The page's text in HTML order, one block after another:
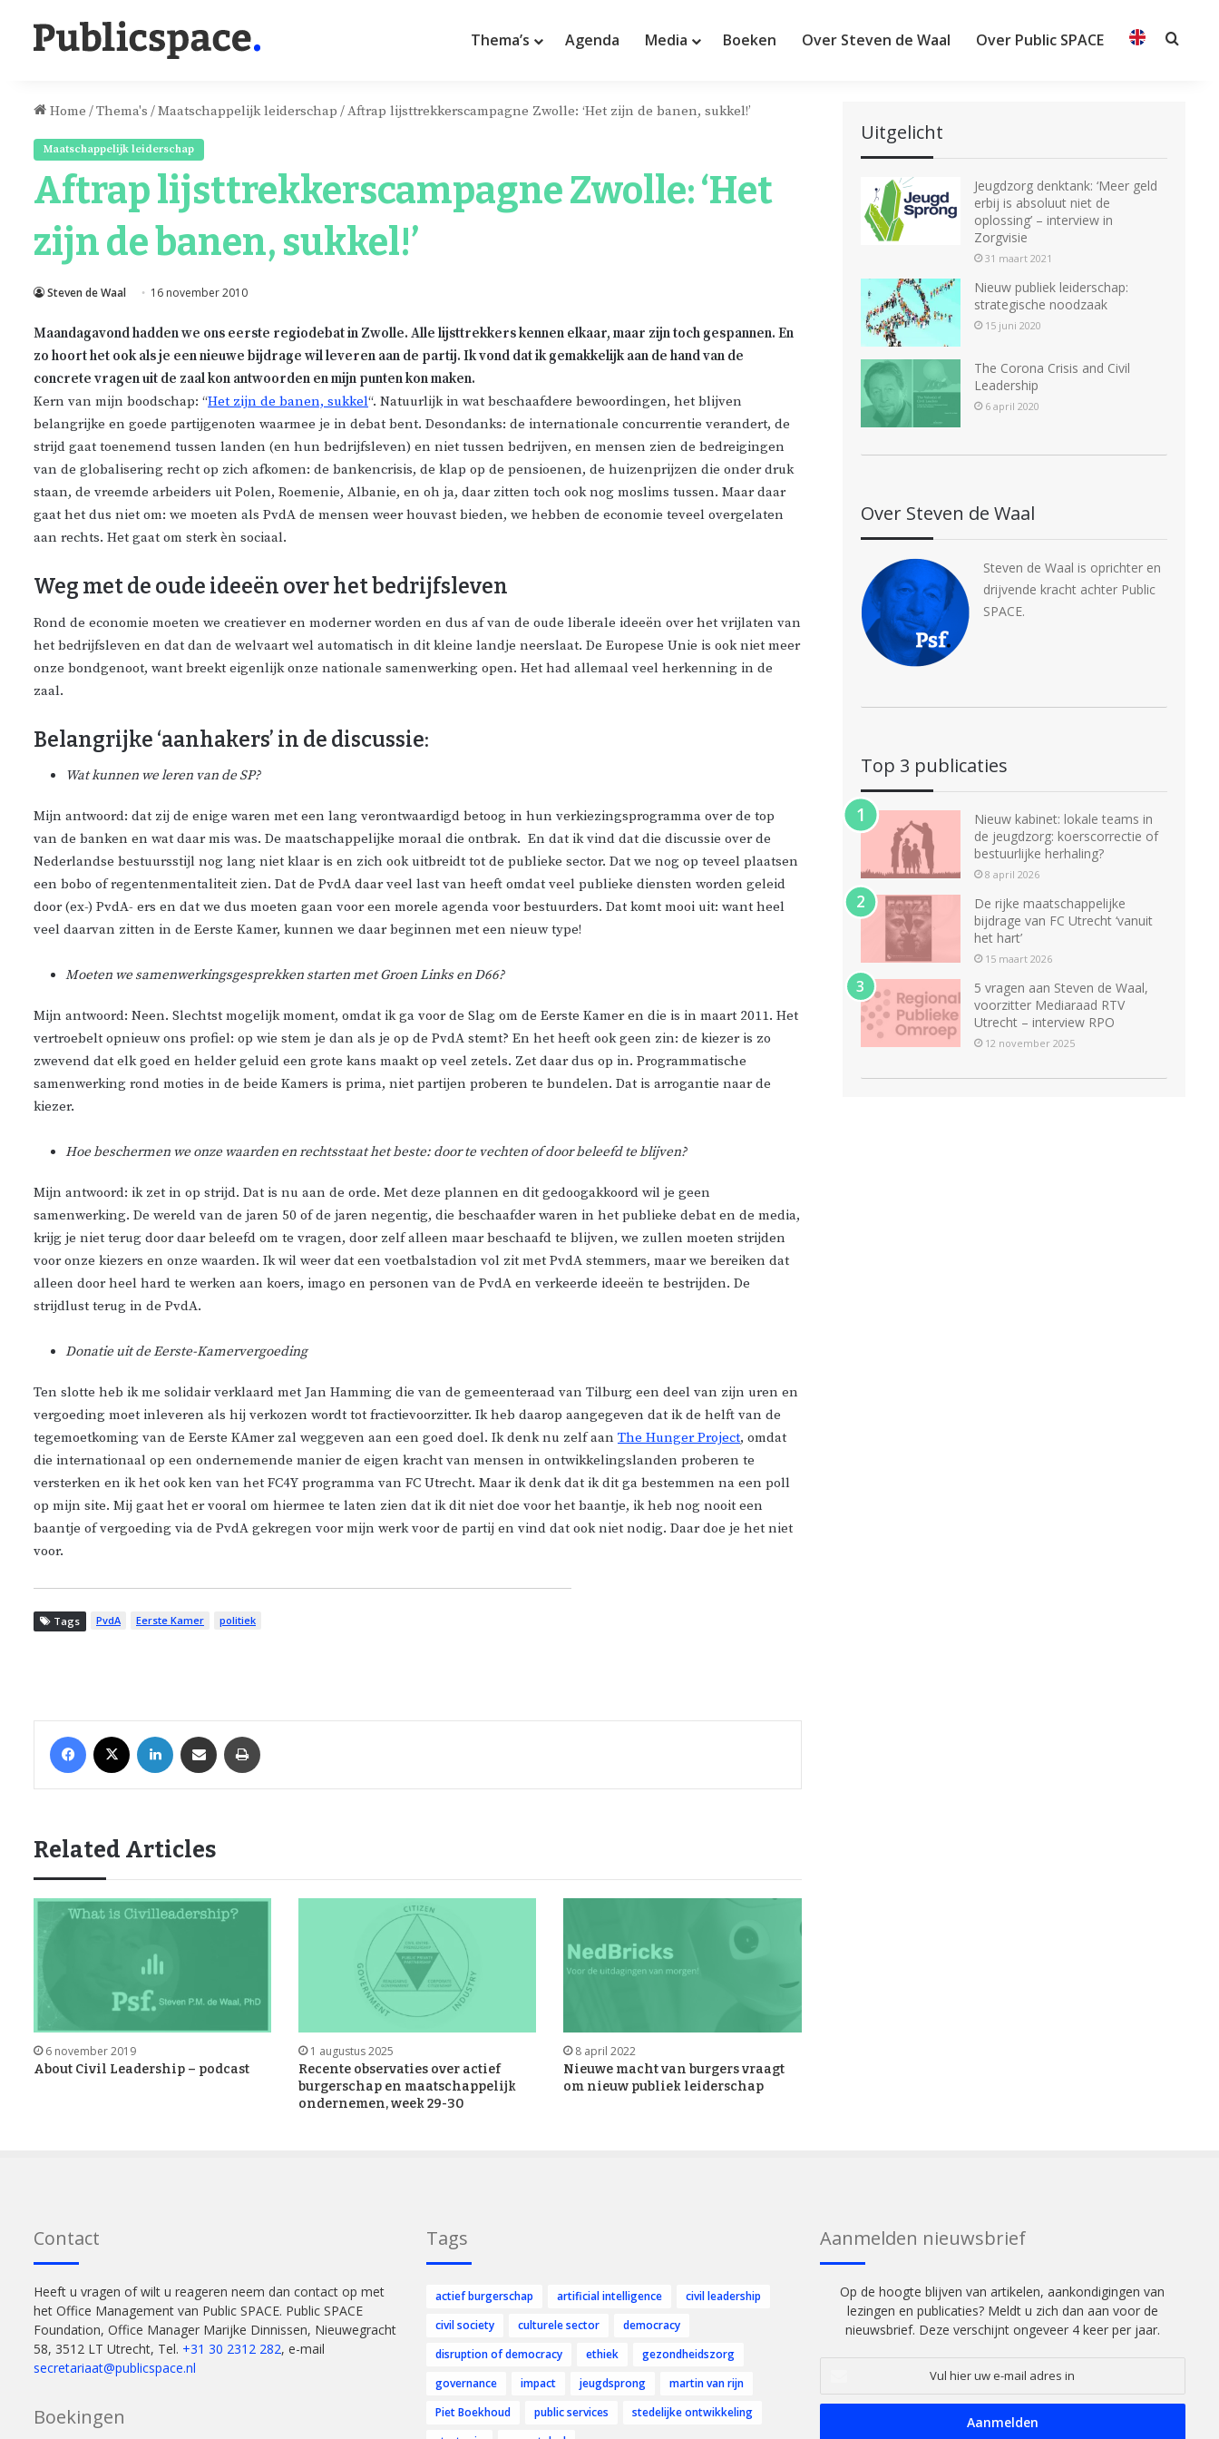
Thema’s Agenda Media Boeken Over Steven de Waal Over Public SPACE
Home /Thema's /Maatschappelijk leiderschap /Aftrap lijsttrekkerscampagne Zwolle: ‘Het zijn de banen, sukkel!’
Maatschappelijk leiderschap
Aftrap lijsttrekkerscampagne Zwolle: ‘Het
zijn de banen, sukkel!’
Steven de Waal 16 november 2010
Maandagavond hadden we ons eerste regiodebat in Zwolle. Alle lijsttrekkers kennen elkaar, maar zijn toch gespannen. En
zo hoort het ook als je een nieuwe bijdrage wil leveren aan de partij. Ik vond dat ik gemakkelijk aan de hand van de
concrete vragen uit de zaal kon antwoorden en mijn punten kon maken.
Kern van mijn boodschap: “Het zijn de banen, sukkel“. Natuurlijk in wat beschaafdere bewoordingen, het blijven
belangrijke en goede partijgenoten waarmee je in debat bent. Desondanks: de internationale concurrentie verandert, de
strijd gaat toenemend tussen landen (en hun bedrijfsleven) en niet tussen bedrijven, en mensen zien de bedreigingen
van de globalisering recht op zich afkomen: de bankencrisis, de klap op de pensioenen, de huizenprijzen die onder druk
staan, de vreemde arbeiders uit Polen, Roemenie, Albanie, en oh ja, daar zitten toch ook nog moslims tussen. Maar daar
gaat het dus niet om: we moeten als PvdA de mensen weer houvast bieden, we hebben de economie teveel overgelaten
aan rechts. Het gaat om sterk èn sociaal.
Weg met de oude ideeën over het bedrijfsleven
Rond de economie moeten we creatiever en moderner worden en dus af van de oude liberale ideeën over het vrijlaten van
het bedrijfsleven en dat dan de welvaart wel automatisch in dit kleine landje neerslaat. De Europese Unie is ook niet meer
onze bondgenoot, want breekt eigenlijk onze nationale samenwerking open. Het had allemaal veel herkenning in de
zaal.
Belangrijke ‘aanhakers’ in de discussie:
Wat kunnen we leren van de SP?
Mijn antwoord: dat zij de enige waren met een lang verontwaardigd betoog in hun verkiezingsprogramma over de top
van de banken en wat daar mis was. De maatschappelijke moraal die ontbrak. En dat ik vind dat die discussie over de
Nederlandse bestuursstijl nog lang niet klaar is en zich ook uitbreidt tot de publieke sector. Dat we nog op teveel plaatsen
een bobo of regentenmentaliteit zien. Dat de PvdA daar veel last van heeft omdat veel publieke diensten worden geleid
door (ex-) PvdA- ers en dat we dus moeten gaan voor een morele agenda voor bestuurders. Dat komt mooi uit: want heel
veel daarvan zitten in de Eerste Kamer, kunnen we daar beginnen met een nieuw type!
Moeten we samenwerkingsgesprekken starten met Groen Links en D66?
Mijn antwoord: Neen. Slechtst mogelijk moment, omdat ik ga voor de Slag om de Eerste Kamer en die is in maart 2011. Het
vertroebelt opnieuw ons profiel: op wie stem je dan als je op de PvdA stemt? En het heeft ook geen zin: de kiezer is zo
zwevend dat elk goed en helder geluid een grote kans maakt op veel zetels. Zet daar dus op in. Programmatische
samenwerking rond moties in de beide Kamers is prima, niet partijen proberen te bundelen. Dat is arrogantie naar de
kiezer.
Hoe beschermen we onze waarden en rechtsstaat het beste: door te vechten of door beleefd te blijven?
Mijn antwoord: ik zet in op strijd. Dat is nu aan de orde. Met deze plannen en dit gedoogakkoord wil je geen
samenwerking. De wereld van de jaren 50 of de jaren negentig, die beschaafder waren in het publieke debat en de media,
krijg je niet terug door daar beleefd om te vragen, door zelf alleen maar beschaafd te blijven, we zullen moeten strijden
voor onze kiezers en onze waarden. Ik wil weer dat een voetbalstadion vol zit met PvdA stemmers, maar we bereiken dat
alleen door heel hard te werken aan koers, imago en personen van de PvdA en verkeerde ideeën te bestrijden. De
strijdlust terug in de PvdA.
Donatie uit de Eerste-Kamervergoeding
Ten slotte heb ik me solidair verklaard met Jan Hamming die van de gemeenteraad van Tilburg een deel van zijn uren en
vergoeding moet inleveren als hij verkozen wordt tot fractievoorzitter. Ik heb daarop aangegeven dat ik de helft van de
tegemoetkoming van de Eerste KAmer zal weggeven aan een goed doel. Ik denk nu zelf aan The Hunger Project, omdat
die internationaal op een ondernemende manier de eigen kracht van mensen in ontwikkelingslanden proberen te
versterken en ik het ook ken van het FC4Y programma van FC Utrecht. Maar ik denk dat ik dit ga bestemmen na een poll
op mijn site. Mij gaat het er vooral om hiermee te laten zien dat ik dit niet doe voor het baantje, ik heb nog nooit een
baantje of vergoeding via de PvdA gekregen voor mijn werk voor de partij en vind dat ook niet nodig. Daar doe je het niet
voor.
Tags PvdA Eerste Kamer politiek
Related Articles
6 november 2019
About Civil Leadership – podcast
1 augustus 2025
Recente observaties over actief
burgerschap en maatschappelijk
ondernemen, week 29-30
8 april 2022
Nieuwe macht van burgers vraagt
om nieuw publiek leiderschap
Uitgelicht
Jeugdzorg denktank: ‘Meer geld
erbij is absoluut niet de
oplossing’ – interview in
Zorgvisie
31 maart 2021
Nieuw publiek leiderschap:
strategische noodzaak
15 juni 2020
The Corona Crisis and Civil
Leadership
6 april 2020
Over Steven de Waal
Steven de Waal is oprichter en
drijvende kracht achter Public
SPACE.
Top 3 publicaties
Nieuw kabinet: lokale teams in
de jeugdzorg: koerscorrectie of
bestuurlijke herhaling?
8 april 2026
De rijke maatschappelijke
bijdrage van FC Utrecht ‘vanuit
het hart’
15 maart 2026
5 vragen aan Steven de Waal,
voorzitter Mediaraad RTV
Utrecht – interview RPO
12 november 2025
Contact
Heeft u vragen of wilt u reageren neem dan contact op met
het Office Management van Public SPACE. Public SPACE
Foundation, Office Manager Marijke Dinnissen, Nieuwegracht
58, 3512 LT Utrecht, Tel. +31 30 2312 282, e-mail
secretariaat@publicspace.nl
Boekingen
Tags
actief burgerschap artificial intelligence
civil leadership
civil society
culturele sector
democracy
disruption of democracy
ethiek
gezondheidszorg
governance
impact jeugdsprong
martin van rijn
Piet Boekhoud
public services
stedelijke ontwikkeling
Aanmelden nieuwsbrief
Op de hoogte blijven van artikelen, aankondigingen van
lezingen en publicaties? Meldt u zich dan aan voor de
nieuwsbrief. Deze verschijnt ongeveer 4 keer per jaar.
uw